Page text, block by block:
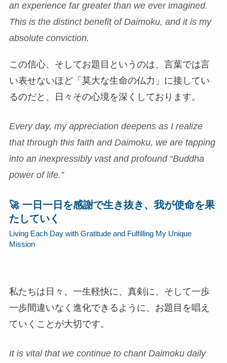
an experience far greater than we ever imagined.
This is the distinct benefit of Daimoku, and it is my
absolute conviction.
この信心、そしてお題目というのは、言葉では言
い表せないほど「莫大な生命の仏力」に接してい
るのだと、日々その心境を深くしております。
Every day, my appreciation deepens as I realize
that through this faith and Daimoku, we are tapping
into an inexpressibly vast and profound “Buddha
power of life.”
🚀 一日一日を感謝で生き抜き、我が使命を果
たしていく
Living Each Day with Gratitude and Fulfilling My Unique
Mission
私たちは日々、一生軽快に、真剣に、そして一歩
一歩間違いなく進化できるように、お題目を唱え
ていくことが大切です。
It is vital that we continue to chant Daimoku daily